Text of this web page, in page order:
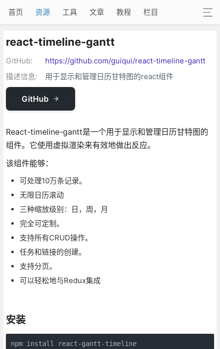
首页 资源 工具 文章 教程 栏目
react-timeline-gantt
GitHub:
https://github.com/guiqui/react-timeline-gantt
描述信息:
用于显示和管理日历甘特图的react组件
GitHub
React-timeline-gantt是一个用于显示和管理日历甘特图的
组件。它使用虚拟渲染来有效地做出反应。
该组件能够：
可处理10万条记录。
无限日历滚动
三种缩放级别：日，周，月
完全可定制。
支持所有CRUD操作。
任务和链接的创建。
支持分页。
可以轻松地与Redux集成
安装
npm install react-gantt-timeline